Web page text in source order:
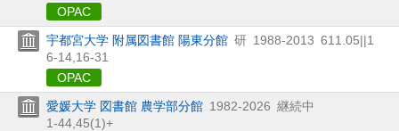
OPAC
宇都宮大学 附属図書館 陽東分館 研 1988-2013 611.05||1
6-14,16-31
OPAC
愛媛大学 図書館 農学部分館 1982-2026 継続中
1-44,45(1)+